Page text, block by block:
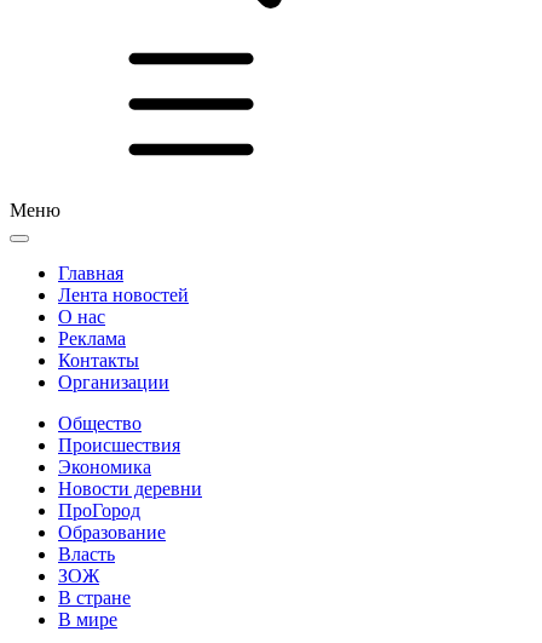
Меню
Главная
Лента новостей
О нас
Реклама
Контакты
Организации
Общество
Происшествия
Экономика
Новости деревни
ПроГород
Образование
Власть
ЗОЖ
В стране
В мире